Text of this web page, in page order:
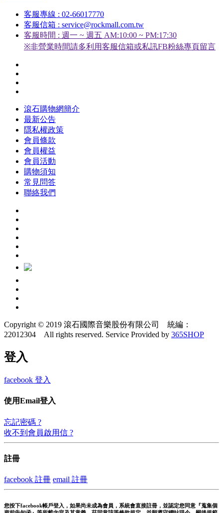
客服專線 : 02-66017770
客服信箱 : service@rockmall.com.tw
客服時間 : 週一 ~ 週五 AM:10:00 ~ PM:17:30
※非營業時間請多利用客服信箱或私訊FB粉絲專頁留言
滾石購物網簡介
最新公告
隱私權政策
會員條款
會員權益
會員活動
購物須知
常見問答
聯絡我們
Copyright © 2019 滾石國際音樂股份有限公司 統編：
22012304 All rights reserved. Service Provided by 365SHOP
登入
facebook 登入
使用Email登入
忘記密碼 ?
收不到會員啟用信 ?
註冊
facebook 註冊 email 註冊
您按下facebook帳戶登入，如果尚未成為會員，系統會直接註冊，並認定您同意『蒐集個